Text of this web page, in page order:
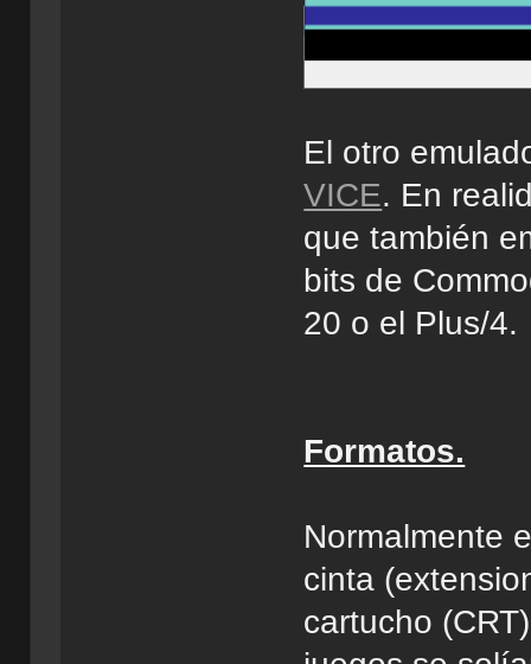
El otro
VICE. En
que también
bits de
20 o el Plus/4.
Formatos.
Normalmente
cinta
cartucho